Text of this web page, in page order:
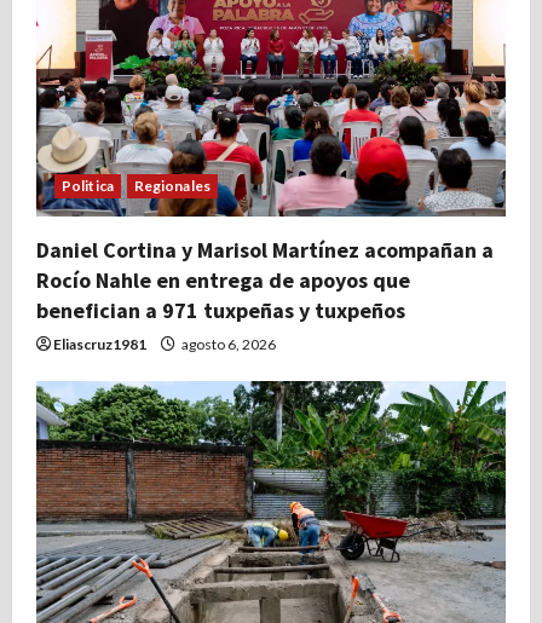
Politica Regionales
Daniel Cortina y Marisol Martínez acompañan a
Rocío Nahle en entrega de apoyos que
benefician a 971 tuxpeñas y tuxpeños
Eliascruz1981 agosto 6, 2026